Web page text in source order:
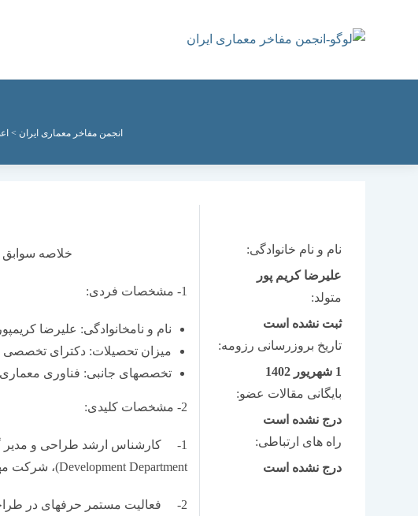
انجمن مفاخر معماری ایران >
نام و نام خانوادگی:
علیرضا کریم پور
متولد:
ثبت نشده است
تاریخ بروزرسانی رزومه:
1 شهریور 1402
بایگانی مقالات عضو:
درج نشده است
راه های ارتباطی:
درج نشده است
خلاصه
1- مشخصات فردی:
نام و نام­خانوادگی: علیرضا کریم­پور
میزان تحصیلات: دکترای تخصصی
تخصص­های جانبی: فناوری
2- مشخصات کلیدی:
Development Department)، شرکت مهندسین مشاور نقش جهان ـ پارس (1396-1388)
2- فعالیت مستمر حرفه­ای در طراحی بسیای از پروژه­های معماری و شهرسازی